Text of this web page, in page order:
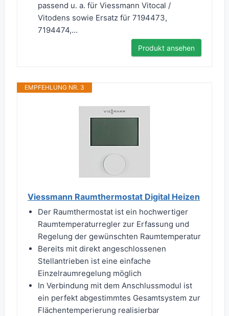
passend u. a. für Viessmann Vitocal /
Vitodens sowie Ersatz für 7194473,
7194474,...
Produkt ansehen
EMPFEHLUNG NR. 3
Viessmann Raumthermostat Digital Heizen
Der Raumthermostat ist ein hochwertiger
Raumtemperaturregler zur Erfassung und
Regelung der gewünschten Raumtemperatur
Bereits mit direkt angeschlossenen
Stellantrieben ist eine einfache
Einzelraumregelung möglich
In Verbindung mit dem Anschlussmodul ist
ein perfekt abgestimmtes Gesamtsystem zur
Flächentemperierung realisierbar